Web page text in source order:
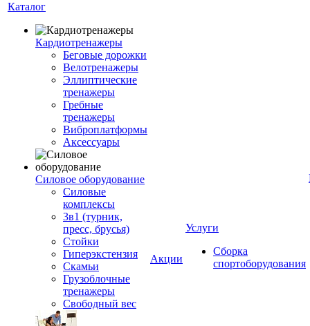
Каталог
Кардиотренажеры
Беговые дорожки
Велотренажеры
Эллиптические
тренажеры
Гребные
тренажеры
Виброплатформы
Аксессуары
Силовое оборудование
Силовые
комплексы
3в1 (турник,
пресс, брусья)
Стойки
Гиперэкстензия
Скамьи
Грузоблочные
тренажеры
Свободный вес
Акции
Услуги
Сборка
спортоборудования